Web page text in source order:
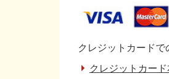
クレジットカードで
クレジットカー